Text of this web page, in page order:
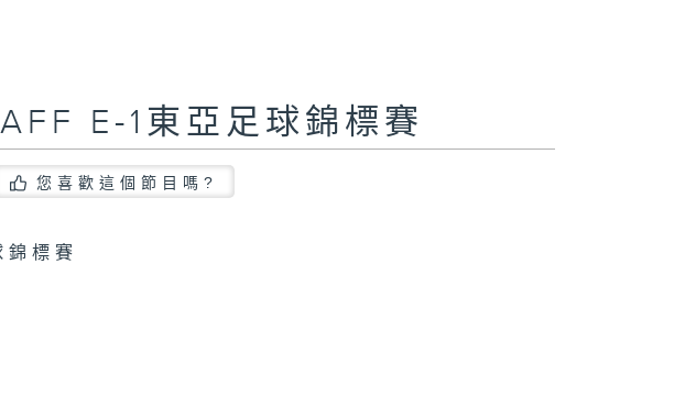
E-1東亞足球錦標賽
您喜歡這個節目嗎?
標賽